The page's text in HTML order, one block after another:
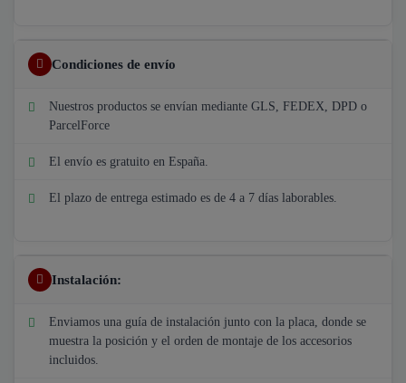
Condiciones de envío
Nuestros productos se envían mediante GLS, FEDEX, DPD o
ParcelForce
El envío es gratuito en España.
El plazo de entrega estimado es de 4 a 7 días laborables.
Instalación:
Enviamos una guía de instalación junto con la placa, donde se
muestra la posición y el orden de montaje de los accesorios
incluidos.